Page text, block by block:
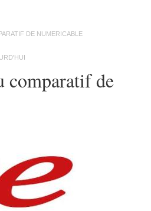
DE NUMERICABLE
comparatif de